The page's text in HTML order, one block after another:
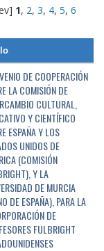
1, 2, 3, 4, 5, 6
DE COOPERACIÓN
LA COMISIÓN DE
CULTURAL,
Y CIENTÍFICO
ESPAÑA Y LOS
UNIDOS DE
(COMISIÓN
Y LA
DE MURCIA
DE ESPAÑA), PARA LA
DE
FULBRIGHT